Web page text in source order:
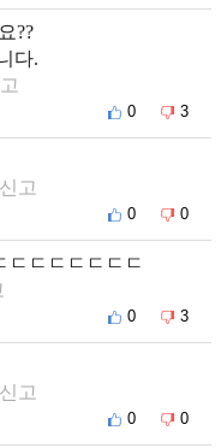
??
다.
0 3
신고
0 0
ㄷㄷㄷㄷㄷㄷㄷ
0 3
신고
0 0